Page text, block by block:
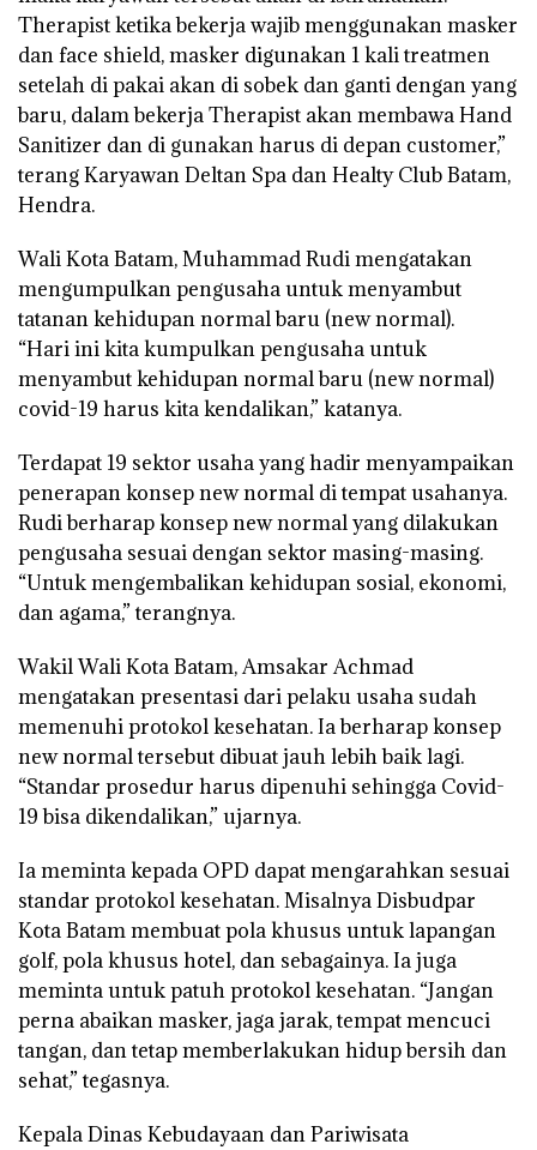
Therapist ketika bekerja wajib menggunakan masker
dan face shield, masker digunakan 1 kali treatmen
setelah di pakai akan di sobek dan ganti dengan yang
baru, dalam bekerja Therapist akan membawa Hand
Sanitizer dan di gunakan harus di depan customer,”
terang Karyawan Deltan Spa dan Healty Club Batam,
Hendra.
Wali Kota Batam, Muhammad Rudi mengatakan
mengumpulkan pengusaha untuk menyambut
tatanan kehidupan normal baru (new normal).
“Hari ini kita kumpulkan pengusaha untuk
menyambut kehidupan normal baru (new normal)
covid-19 harus kita kendalikan,” katanya.
Terdapat 19 sektor usaha yang hadir menyampaikan
penerapan konsep new normal di tempat usahanya.
Rudi berharap konsep new normal yang dilakukan
pengusaha sesuai dengan sektor masing-masing.
“Untuk mengembalikan kehidupan sosial, ekonomi,
dan agama,” terangnya.
Wakil Wali Kota Batam, Amsakar Achmad
mengatakan presentasi dari pelaku usaha sudah
memenuhi protokol kesehatan. Ia berharap konsep
new normal tersebut dibuat jauh lebih baik lagi.
“Standar prosedur harus dipenuhi sehingga Covid-
19 bisa dikendalikan,” ujarnya.
Ia meminta kepada OPD dapat mengarahkan sesuai
standar protokol kesehatan. Misalnya Disbudpar
Kota Batam membuat pola khusus untuk lapangan
golf, pola khusus hotel, dan sebagainya. Ia juga
meminta untuk patuh protokol kesehatan. “Jangan
perna abaikan masker, jaga jarak, tempat mencuci
tangan, dan tetap memberlakukan hidup bersih dan
sehat,” tegasnya.
Kepala Dinas Kebudayaan dan Pariwisata